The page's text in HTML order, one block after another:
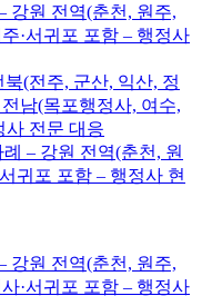
강원 전역(춘천, 원주,
·서귀포 포함 – 행정사
(전주, 군산, 익산, 정
남(목포행정사, 여수,
사 전문 대응
– 강원 전역(춘천, 원
귀포 포함 – 행정사 현
강원 전역(춘천, 원주,
·서귀포 포함 – 행정사